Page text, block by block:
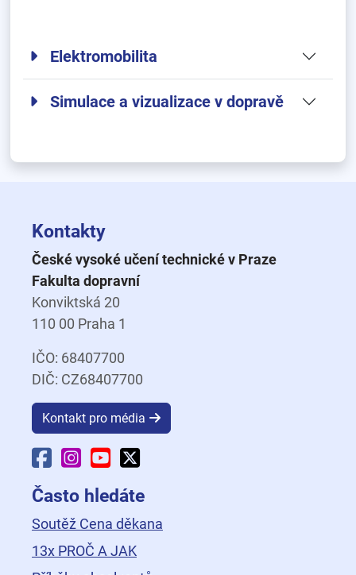
Elektromobilita
Simulace a vizualizace v dopravě
Kontakty
České vysoké učení technické v Praze
Fakulta dopravní
Konviktská 20
110 00 Praha 1
IČO: 68407700
DIČ: CZ68407700
Kontakt pro média
Facebook Fakulty dopravní
Instagram Fakulty dopravní
YouTube Fakulty dopravní
Často hledáte
Soutěž Cena děkana
13x PROČ A JAK